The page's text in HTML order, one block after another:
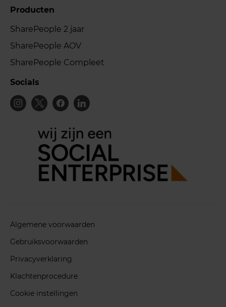
Producten
SharePeople 2 jaar
SharePeople AOV
SharePeople Compleet
Socials
Algemene voorwaarden
Gebruiksvoorwaarden
Privacyverklaring
Klachtenprocedure
Cookie instellingen